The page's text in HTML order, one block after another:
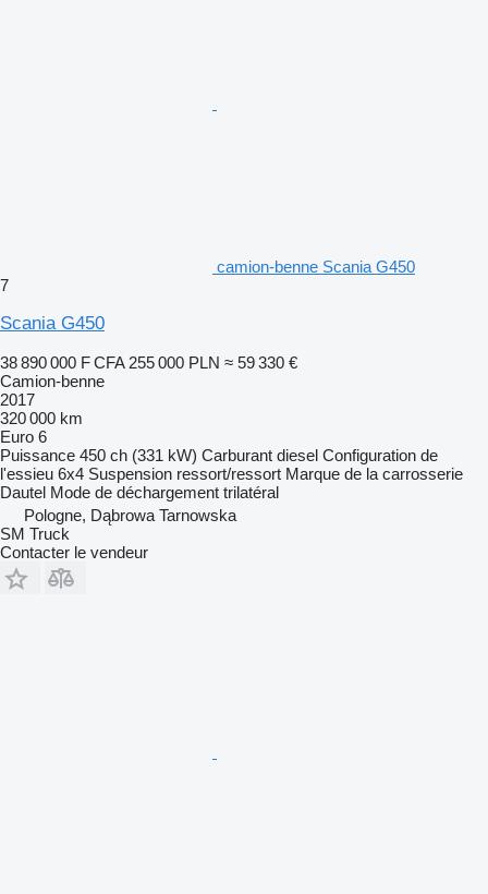
camion-benne Scania G450
7
Scania G450
38 890 000 F CFA 255 000 PLN ≈ 59 330 €
Camion-benne
2017
320 000 km
Euro 6
Puissance 450 ch (331 kW) Carburant diesel Configuration de
l'essieu 6x4 Suspension ressort/ressort Marque de la carrosserie
Dautel Mode de déchargement trilatéral
Pologne, Dąbrowa Tarnowska
SM Truck
Contacter le vendeur